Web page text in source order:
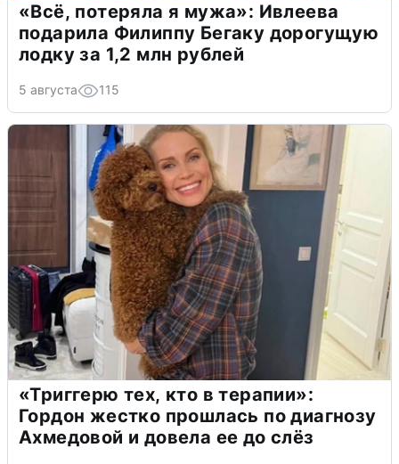
«Всё, потеряла я мужа»: Ивлеева
подарила Филиппу Бегаку дорогущую
лодку за 1,2 млн рублей
5 августа 115
«Триггерю тех, кто в терапии»:
Гордон жестко прошлась по диагнозу
Ахмедовой и довела ее до слёз